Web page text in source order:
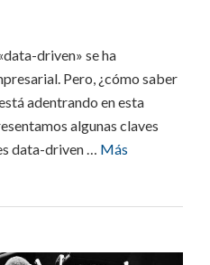
driven» se ha
Pero, ¿cómo saber
adentrando en esta
algunas claves
data-driven … Más